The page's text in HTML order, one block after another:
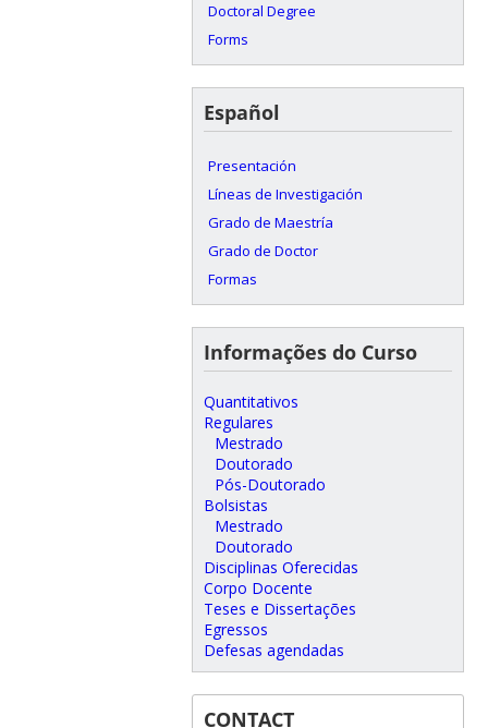
Doctoral Degree
Forms
Español
Presentación
Líneas de Investigación
Grado de Maestría
Grado de Doctor
Formas
Informações do Curso
Quantitativos
Regulares
Mestrado
Doutorado
Pós-Doutorado
Bolsistas
Mestrado
Doutorado
Disciplinas Oferecidas
Corpo Docente
Teses e Dissertações
Egressos
Defesas agendadas
CONTACT